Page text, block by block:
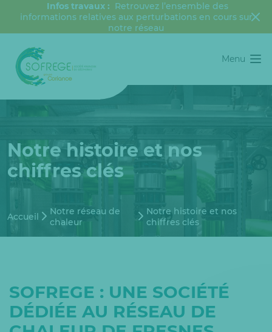
Infos travaux : Retrouvez l’ensemble des
informations relatives aux perturbations en cours sur
notre réseau
Menu
Notre histoire et nos
chiffres clés
Accueil
Notre réseau de
chaleur
Notre histoire et nos
chiffres clés
SOFREGE : UNE SOCIÉTÉ
DÉDIÉE AU RÉSEAU DE